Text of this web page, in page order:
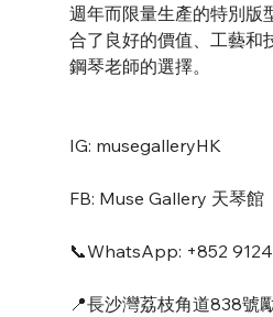
週年而限量生產的特別版
合了良好的價值、工藝和
鋼琴老師的選擇。
IG: musegalleryHK
FB: Muse Gallery 天琴館
📞WhatsApp: +852
📍長沙灣荔枝角道838號